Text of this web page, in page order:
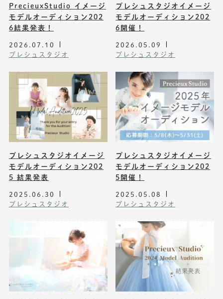
お問い合わせ窓口
店舗情報についてはお手数ですが
各店舗までお問い合わせください
toiawase@precieux-studio.com
※上記アドレスは総合窓口となります
[営業時間] 9:00～17:00
[定休日] 土日祝日
マイページへログインする
無料会員登録はこちら
PrecieuxStudio イメージ
モデルオーディション202
6結果発表！
2026.07.10
プレシュスタジオ
プレシュスタジオイメージ
モデルオーディション202
6開催！
2026.05.09
プレシュスタジオ
プレシュスタジオイメージ
モデルオーディション202
5 結果発表
2025.06.30
プレシュスタジオ
プレシュスタジオイメージ
モデルオーディション202
5開催！
2025.05.08
プレシュスタジオ